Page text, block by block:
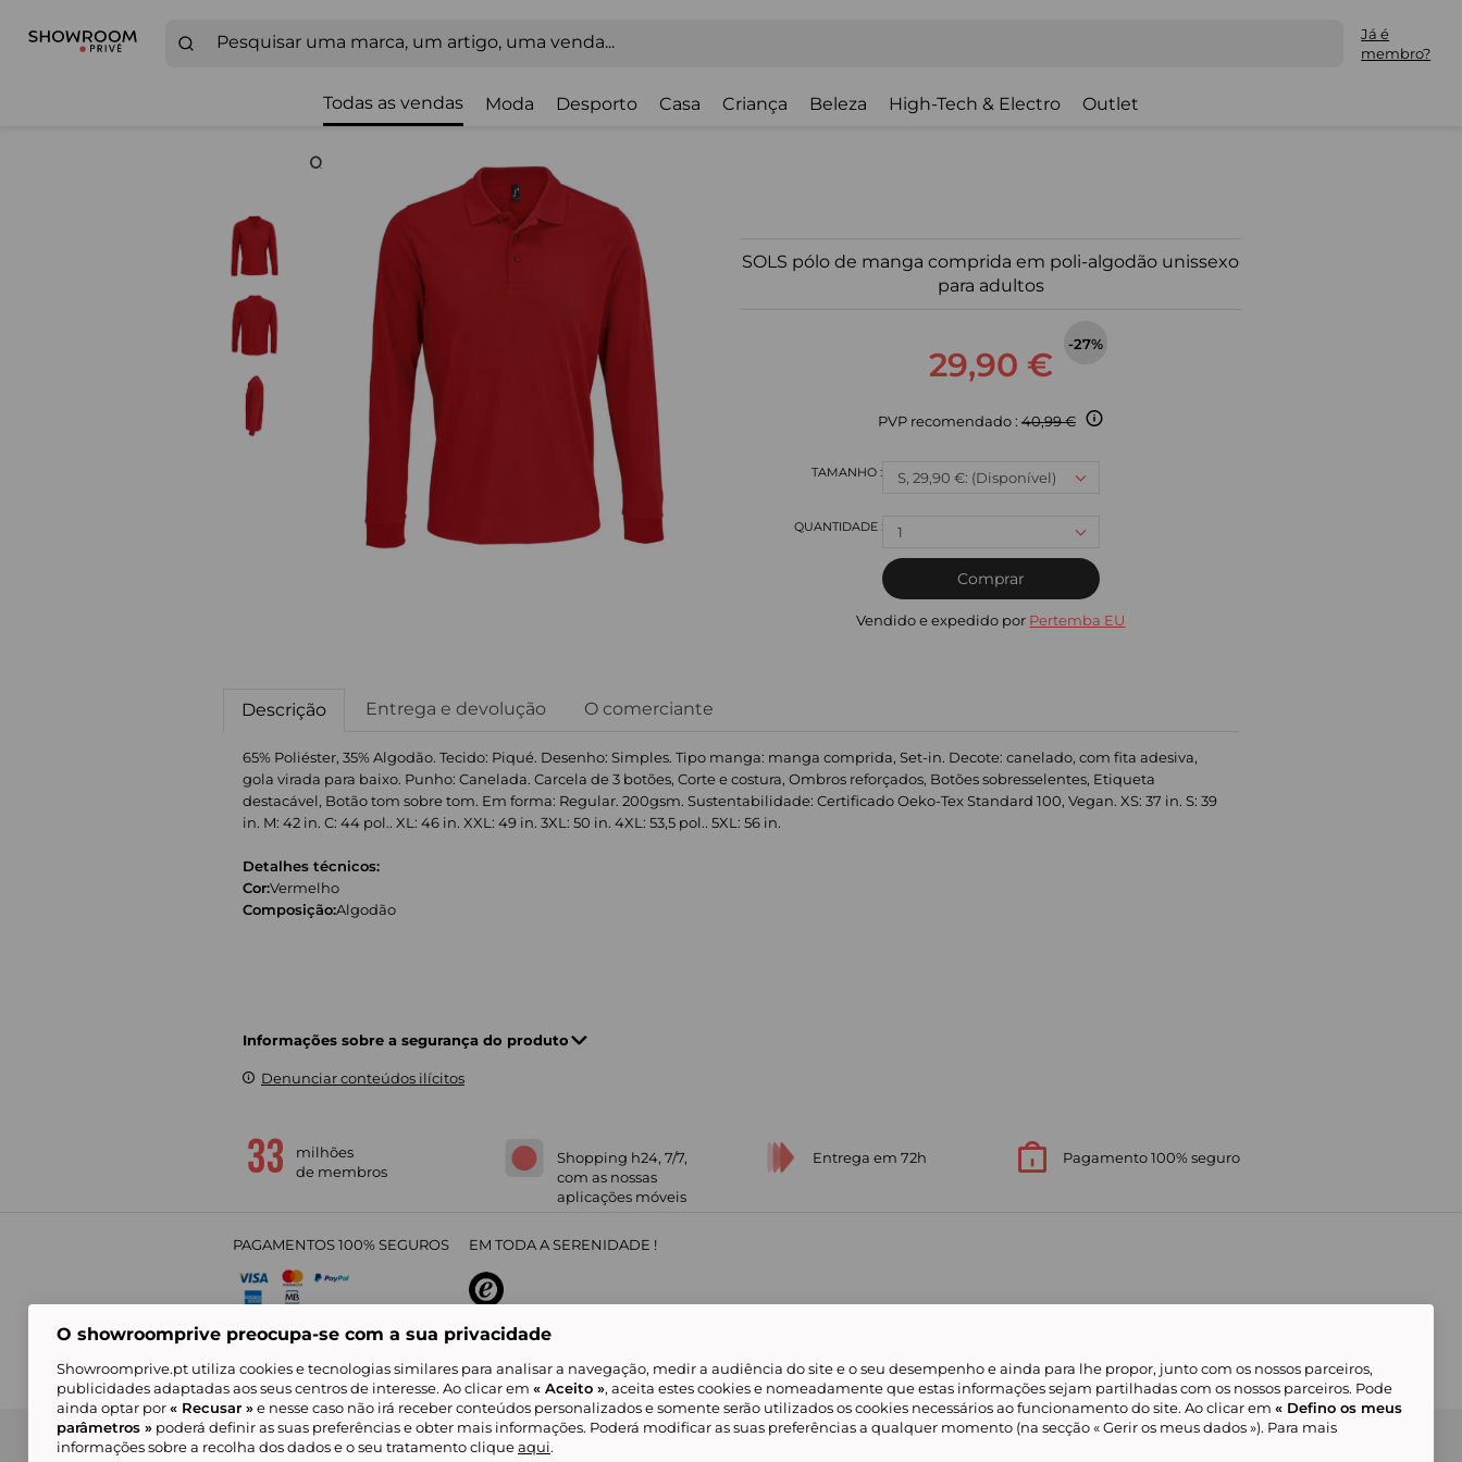
Já é
membro?
Todas as vendas Moda Desporto Casa Criança Beleza High-Tech & Electro Outlet
SOLS pólo de manga comprida em poli-algodão unissexo
para adultos
29,90 €
-27%
PVP recomendado : 40,99 €
S, 29,90 €: (Disponível)
1
Comprar
Vendido e expedido por Pertemba EU
Descrição Entrega e devolução O comerciante
65% Poliéster, 35% Algodão. Tecido: Piqué. Desenho: Simples. Tipo manga: manga comprida, Set-in. Decote: canelado, com fita adesiva,
gola virada para baixo. Punho: Canelada. Carcela de 3 botões, Corte e costura, Ombros reforçados, Botões sobresselentes, Etiqueta
destacável, Botão tom sobre tom. Em forma: Regular. 200gsm. Sustentabilidade: Certificado Oeko-Tex Standard 100, Vegan. XS: 37 in. S: 39
in. M: 42 in. C: 44 pol.. XL: 46 in. XXL: 49 in. 3XL: 50 in. 4XL: 53,5 pol.. 5XL: 56 in.
Detalhes técnicos:
Cor:Vermelho
Composição:Algodão
Informações sobre a segurança do produto
Denunciar conteúdos ilícitos
milhões
de membros
Shopping h24, 7/7,
com as nossas
aplicações móveis
Entrega em 72h Pagamento 100% seguro
PAGAMENTOS 100% SEGUROS EM TODA A SERENIDADE !
4,31/5 sobre
Condições Gerais de Venda Política de Confidencialidade Livro de Reclamações Showroomprive group Ajuda e Contacto Gerir os meus cookies
Condições Gerais
de Marketplace
O showroomprive preocupa-se com a sua privacidade
Showroomprive.pt utiliza cookies e tecnologias similares para analisar a navegação, medir a audiência do site e o seu desempenho e ainda para lhe propor, junto com os nossos parceiros,
publicidades adaptadas aos seus centros de interesse. Ao clicar em « Aceito », aceita estes cookies e nomeadamente que estas informações sejam partilhadas com os nossos parceiros. Pode
ainda optar por« Recusar »e nesse caso não irá receber conteúdos personalizados e somente serão utilizados os cookies necessários ao funcionamento do site. Ao clicar em « Defino os meus
parâmetros » poderá definir as suas preferências e obter mais informações. Poderá modificar as suas preferências a qualquer momento (na secção « Gerir os meus dados »). Para mais
informações sobre a recolha dos dados e o seu tratamento cliqueaqui.